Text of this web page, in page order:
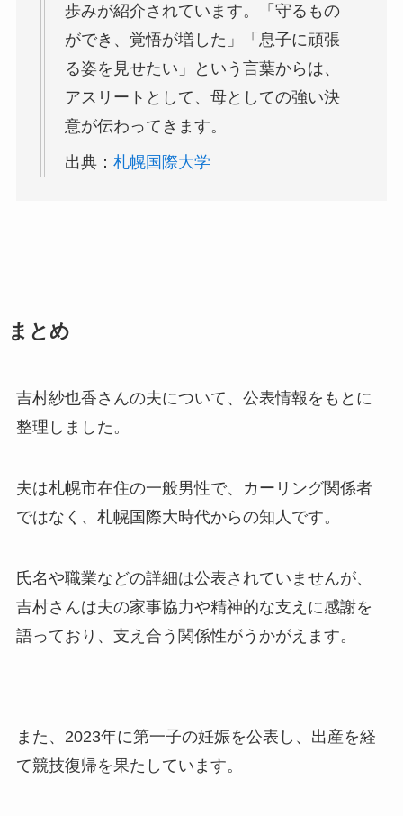
歩みが紹介されています。「守るもの
ができ、覚悟が増した」「息子に頑張
る姿を見せたい」という言葉からは、
アスリートとして、母としての強い決
意が伝わってきます。
出典： 札幌国際大学
まとめ
吉村紗也香さんの夫について、公表情報をもとに
整理しました。
夫は札幌市在住の一般男性で、カーリング関係者
ではなく、札幌国際大時代からの知人です。
氏名や職業などの詳細は公表されていませんが、
吉村さんは夫の家事協力や精神的な支えに感謝を
語っており、支え合う関係性がうかがえます。
また、2023年に第一子の妊娠を公表し、出産を経
て競技復帰を果たしています。